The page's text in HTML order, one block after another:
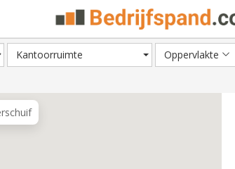
Kantoorruimte Oppervlakte